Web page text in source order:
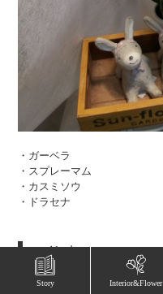
Story Interior&Flower
・ガーベラ
・スプレーマム
・カスミソウ
・ドラセナ
コメント
■ お花のテーマ